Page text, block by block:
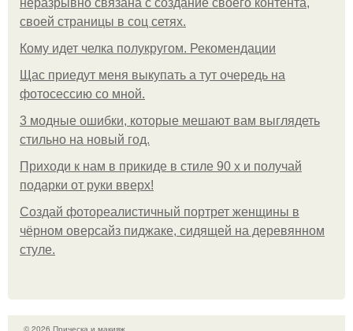
неразрывно связана с создание своего контента,
своей страницы в соц сетях.
Кому идет челка полукругом. Рекомендации
Щас приедут меня выкупать а тут очередь на
фотосессию со мной.
3 модные ошибки, которые мешают вам выглядеть
стильно на новый год.
Приходи к нам в прикиде в стиле 90 х и получай
подарки от руки вверх!
Создай фотореалистичный портрет женщины в
чёрном оверсайз пиджаке, сидящей на деревянном
стуле.
© 2026 Прическа и макияж